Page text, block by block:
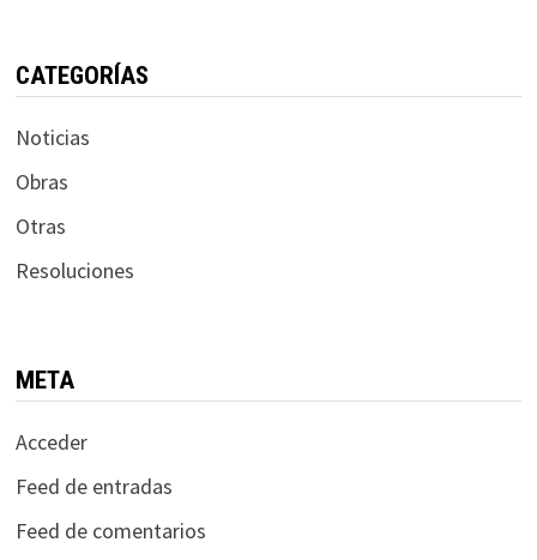
CATEGORÍAS
Noticias
Obras
Otras
Resoluciones
META
Acceder
Feed de entradas
Feed de comentarios